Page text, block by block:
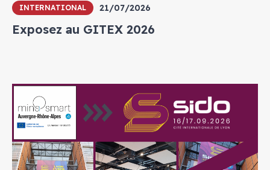
INTERNATIONAL 21/07/2026
Exposez au GITEX 2026